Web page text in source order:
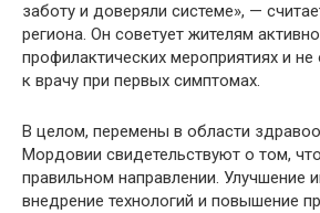
заботу и доверяли системе», —
региона. Он советует жителям
профилактических мероприятиях и
к врачу при первых симптомах.
В целом, перемены в области
Мордовии свидетельствуют о том,
правильном направлении. Улучшение
внедрение технологий и повышение